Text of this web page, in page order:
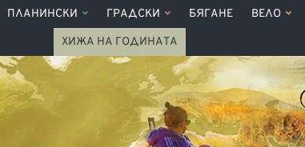
ПЛАНИНСКИ ГРАДСКИ БЯГАНЕ ВЕЛО
ХИЖА НА ГОДИНАТА